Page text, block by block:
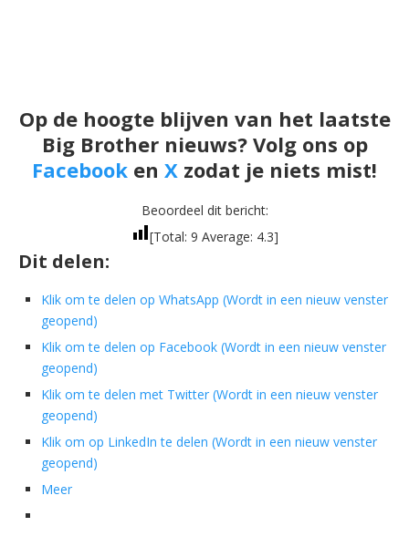
Op de hoogte blijven van het laatste
Big Brother nieuws? Volg ons op
Facebook en X zodat je niets mist!
Beoordeel dit bericht:
[Total: 9 Average: 4.3]
Dit delen:
Klik om te delen op WhatsApp (Wordt in een nieuw venster
geopend)
Klik om te delen op Facebook (Wordt in een nieuw venster
geopend)
Klik om te delen met Twitter (Wordt in een nieuw venster
geopend)
Klik om op LinkedIn te delen (Wordt in een nieuw venster
geopend)
Meer